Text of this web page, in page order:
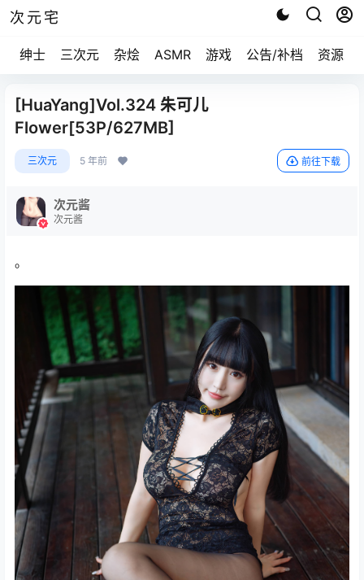
次元宅
绅士 三次元 杂烩 ASMR 游戏 公告/补档 资源求
[HuaYang]Vol.324 朱可儿
Flower[53P/627MB]
三次元 5 年前 前往下载
次元酱
次元酱
。